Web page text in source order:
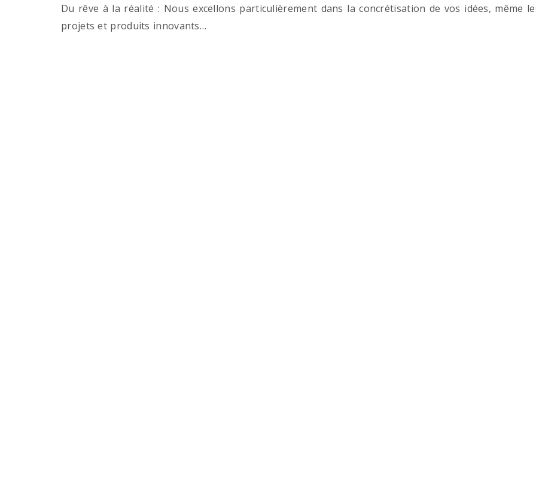
Du rêve à la réalité : Nous excellons particulièrement dans la concrétisation de vos idées, même
projets et produits innovants…